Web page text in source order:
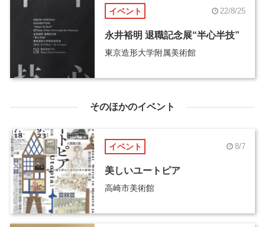
イベント 22/8/25
永井裕明 退職記念展“半心半技”
東京造形大学附属美術館
そのほかのイベント
イベント 8/7
美しいユートピア
高崎市美術館